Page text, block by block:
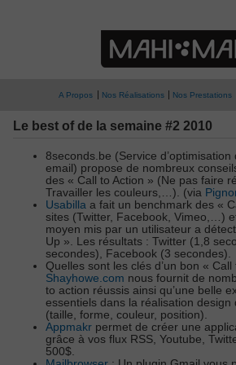
A Propos Nos Réalisations Nos Prestations
Le best of de la semaine #2 2010
8seconds.be (Service d’optimisation
email) propose de nombreux
des « Call to Action » (Ne pas faire
Travailler les couleurs,…). (via
Usabilla a fait un benchmark des «
sites (Twitter, Facebook, Vimeo,…)
moyen mis par un utilisateur a
Up ». Les résultats : Twitter (1,8
secondes), Facebook (3 secondes).
Quelles sont les clés d’un bon « Call
Shayhowe.com nous fournit de
to action réussis ainsi qu’une belle
essentiels dans la réalisation design
(taille, forme, couleur, position).
Appmakrpermet de créer une
grâce à vos flux RSS, Youtube,
500$.